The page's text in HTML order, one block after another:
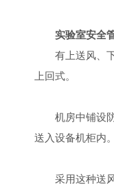
实验室安全
有上送风、下
上回式。
机房中铺设防
送入设备机柜内
采用这种送风